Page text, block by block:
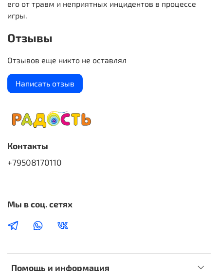
его от травм и неприятных инцидентов в процессе
игры.
Отзывы
Отзывов еще никто не оставлял
Написать отзыв
Помощь и информация
Контакты
+79508170110
Мы в соц. сетях